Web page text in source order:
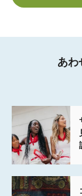
あわ